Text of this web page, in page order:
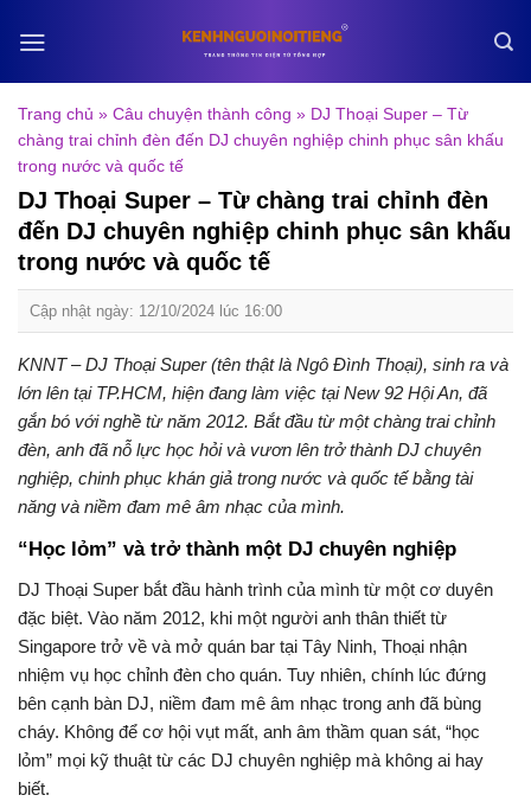
Trang chủ » Câu chuyện thành công » DJ Thoại Super – Từ
chàng trai chỉnh đèn đến DJ chuyên nghiệp chinh phục sân khấu
trong nước và quốc tế
DJ Thoại Super – Từ chàng trai chỉnh đèn
đến DJ chuyên nghiệp chinh phục sân khấu
trong nước và quốc tế
Cập nhật ngày: 12/10/2024 lúc 16:00
KNNT – DJ Thoại Super (tên thật là Ngô Đình Thoại), sinh ra và
lớn lên tại TP.HCM, hiện đang làm việc tại New 92 Hội An, đã
gắn bó với nghề từ năm 2012. Bắt đầu từ một chàng trai chỉnh
đèn, anh đã nỗ lực học hỏi và vươn lên trở thành DJ chuyên
nghiệp, chinh phục khán giả trong nước và quốc tế bằng tài
năng và niềm đam mê âm nhạc của mình.
“Học lỏm” và trở thành một DJ chuyên nghiệp
DJ Thoại Super bắt đầu hành trình của mình từ một cơ duyên
đặc biệt. Vào năm 2012, khi một người anh thân thiết từ
Singapore trở về và mở quán bar tại Tây Ninh, Thoại nhận
nhiệm vụ học chỉnh đèn cho quán. Tuy nhiên, chính lúc đứng
bên cạnh bàn DJ, niềm đam mê âm nhạc trong anh đã bùng
cháy. Không để cơ hội vụt mất, anh âm thầm quan sát, “học
lỏm” mọi kỹ thuật từ các DJ chuyên nghiệp mà không ai hay
biết.